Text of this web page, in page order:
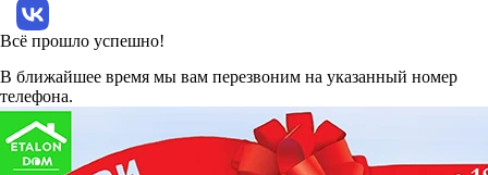
Всё прошло успешно!
В ближайшее время мы вам перезвоним на указанный номер
телефона.